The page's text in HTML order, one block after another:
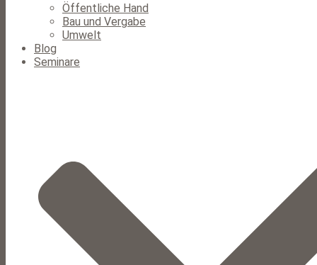
Öffentliche Hand
Bau und Vergabe
Umwelt
Blog
Seminare